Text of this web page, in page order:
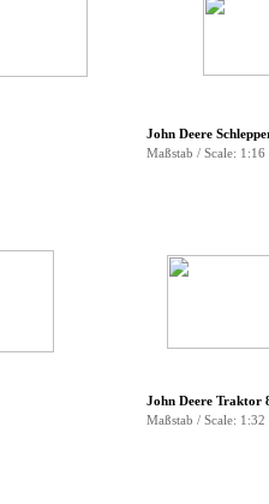
John Deere
Maßstab / Scale: 1:16
John Deere Traktor
Maßstab / Scale: 1:32